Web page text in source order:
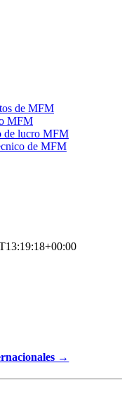
de MFM
MFM
de lucro MFM
de MFM
→